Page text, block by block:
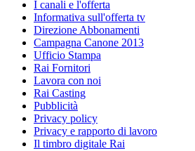
I canali e l'offerta
Informativa sull'offerta tv
Direzione Abbonamenti
Campagna Canone 2013
Ufficio Stampa
Rai Fornitori
Lavora con noi
Rai Casting
Pubblicità
Privacy policy
Privacy e rapporto di lavoro
Il timbro digitale Rai